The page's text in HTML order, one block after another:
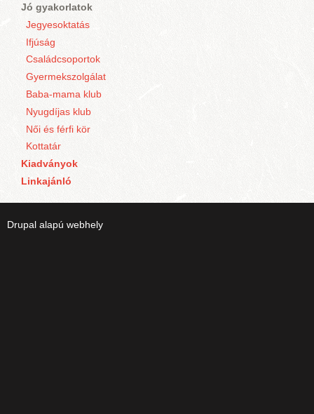
Jó gyakorlatok
Jegyesoktatás
Ifjúság
Családcsoportok
Gyermekszolgálat
Baba-mama klub
Nyugdíjas klub
Női és férfi kör
Kottatár
Kiadványok
Linkajánló
Drupal alapú webhely